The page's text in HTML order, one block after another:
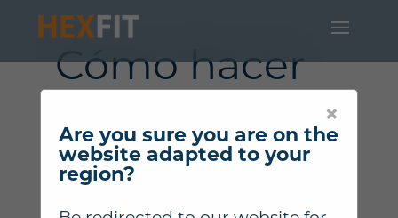
×
Are you sure you are on the
website adapted to your
region?
Cómo hacer
"Elevación
lateral de BD
de 90° y